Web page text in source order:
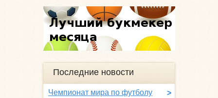
Последние новости
>
Чемпионат мира по футболу